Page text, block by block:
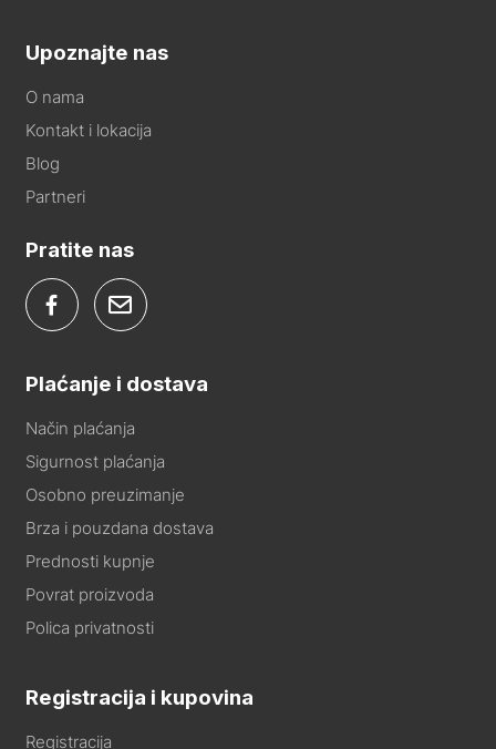
Upoznajte nas
O nama
Kontakt i lokacija
Blog
Partneri
Pratite nas
Plaćanje i dostava
Način plaćanja
Sigurnost plaćanja
Osobno preuzimanje
Brza i pouzdana dostava
Prednosti kupnje
Povrat proizvoda
Polica privatnosti
Registracija i kupovina
Registracija